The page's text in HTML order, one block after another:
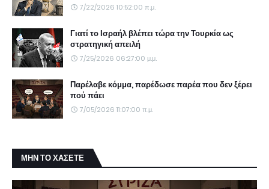
7/22/2026 10:52:00 π.μ.
Γιατί το Ισραήλ βλέπει τώρα την Τουρκία ως
στρατηγική απειλή
7/25/2026 06:27:00 μ.μ.
Παρέλαβε κόμμα, παρέδωσε παρέα που δεν ξέρει
πού πάει
7/05/2026 11:07:00 π.μ.
ΜΗΝ ΤΟ ΧΑΣΕΤΕ